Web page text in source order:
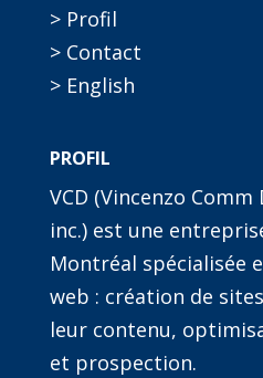
> Profil
> Contact
> English
PROFIL
VCD (Vincenzo Comm
inc.) est une
Montréal spécialisée
web : création de
leur contenu,
et prospection.